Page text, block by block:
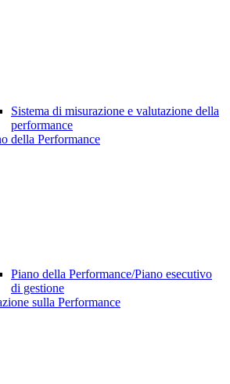
Sistema di misurazione e valutazione della
performance
della Performance
Piano della Performance/Piano esecutivo
di gestione
sulla Performance